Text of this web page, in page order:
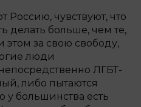
чувствуют, что
делать больше, чем те,
этом за свою свободу,
люди
ЛГБТ-
либо пытаются
у большинства есть